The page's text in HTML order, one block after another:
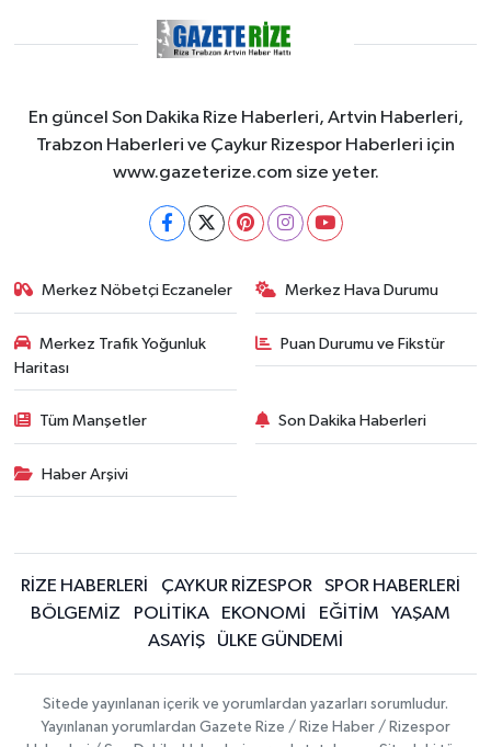
En güncel Son Dakika Rize Haberleri, Artvin Haberleri,
Trabzon Haberleri ve Çaykur Rizespor Haberleri için
www.gazeterize.com size yeter.
Merkez Nöbetçi Eczaneler Merkez Hava Durumu
Merkez Trafik Yoğunluk
Haritası
Puan Durumu ve Fikstür
Tüm Manşetler Son Dakika Haberleri
Haber Arşivi
RİZE HABERLERİ ÇAYKUR RİZESPOR
SPOR HABERLERİ
BÖLGEMİZ
POLİTİKA EKONOMİ EĞİTİM
YAŞAM
ASAYİŞ
ÜLKE GÜNDEMİ
Sitede yayınlanan içerik ve yorumlardan yazarları sorumludur.
Yayınlanan yorumlardan Gazete Rize / Rize Haber / Rizespor